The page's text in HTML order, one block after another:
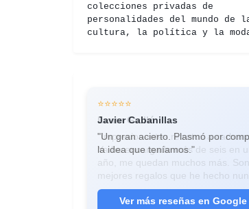
colecciones privadas de
personalidades del mundo de
cultura, la política y la
⭐⭐⭐⭐⭐
Javier Cabanillas
"Un gran acierto. Plasmó por
la idea que teníamos."
⭐⭐⭐⭐⭐
Laura Guilló
"Impresionantes retratos a
Ya he encargado más de seis en
año, me quedan muchos más.
mejores regalos que he hecho
Ver más reseñas en Google